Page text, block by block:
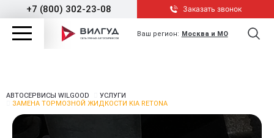
+7 (800) 302-23-08 Заказать звонок
Ваш регион: Москва и МО
АВТОСЕРВИСЫ WILGOOD
УСЛУГИ
ЗАМЕНА ТОРМОЗНОЙ ЖИДКОСТИ KIA RETONA